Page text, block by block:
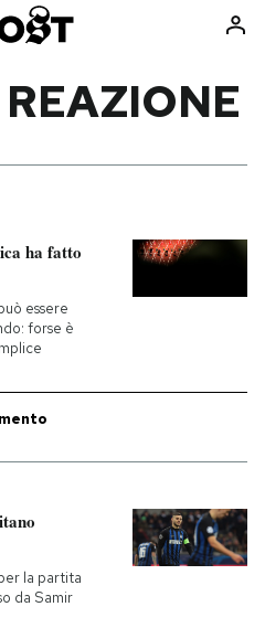
Consumismi
Ok Boomer!
ha fatto
essere
forse è
la partita
da Samir